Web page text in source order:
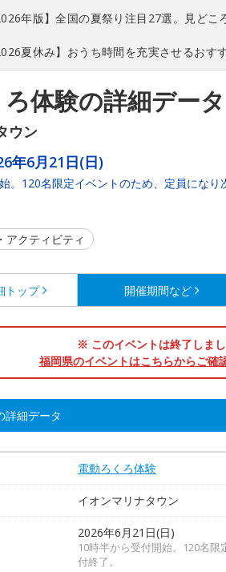
年版】全国の夏祭り注目27選。見どこ
夏休み】おうち時間を充実させるおす
体験の詳細データ
ウン
年6月21日(日)
。120名限定イベントのため、定員になり
アクティビティ
トップ 開催期間など
※ このイベントは終了しまし
福岡県のイベントはこちらからご確
詳細データ
電動ろくろ体験
イオンマリナタウン
2026年6月21日(日)
10時半から受付開始。120名
付終了。